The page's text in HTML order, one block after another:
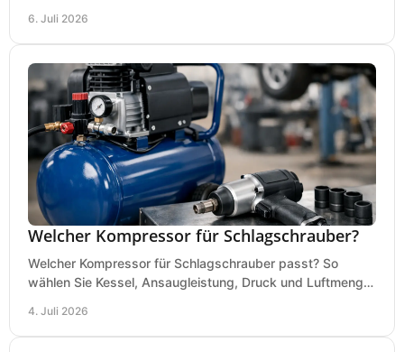
6. Juli 2026
Welcher Kompressor für Schlagschrauber?
Welcher Kompressor für Schlagschrauber passt? So
wählen Sie Kessel, Ansaugleistung, Druck und Luftmenge
4. Juli 2026